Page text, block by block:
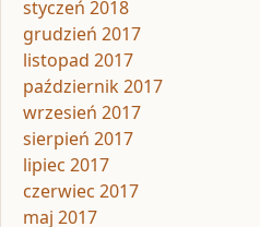
styczeń 2018
grudzień 2017
listopad 2017
październik 2017
wrzesień 2017
sierpień 2017
lipiec 2017
czerwiec 2017
maj 2017